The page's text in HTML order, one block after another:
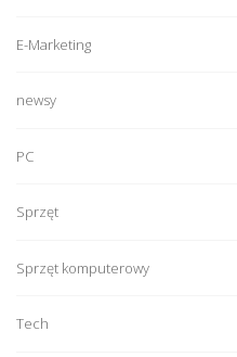
E-Marketing
newsy
PC
Sprzęt
Sprzęt komputerowy
Tech